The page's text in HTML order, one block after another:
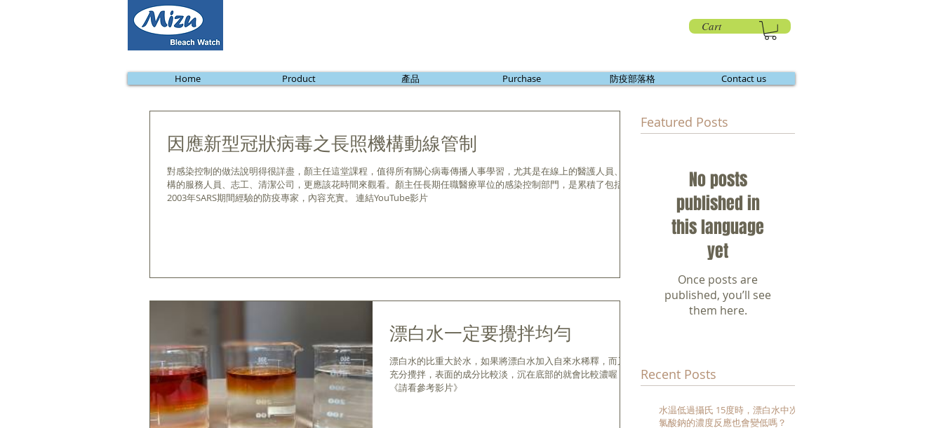
Cart
Home Product 產品 Purchase 防疫部落格 Contact us
因應新型冠狀病毒之長照機構動線管制
對感染控制的做法說明得很詳盡，顏主任這堂課程，值得所有關心病毒傳播人事學習，尤其是在線上的醫護人員、機
構的服務人員、志工、清潔公司，更應該花時間來觀看。顏主任長期任職醫療單位的感染控制部門，是累積了包括
2003年SARS期間經驗的防疫專家，內容充實。 連結YouTube影片
漂白水一定要攪拌均勻
漂白水的比重大於水，如果將漂白水加入自來水稀釋，而又未
充分攪拌，表面的成分比較淡，沉在底部的就會比較濃喔！
《請看參考影片》
Featured Posts
No posts
published in
this language
yet
Once posts are
published, you’ll see
them here.
Recent Posts
水温低過攝氏 15度時，漂白水中次
氯酸鈉的濃度反應也會變低嗎？